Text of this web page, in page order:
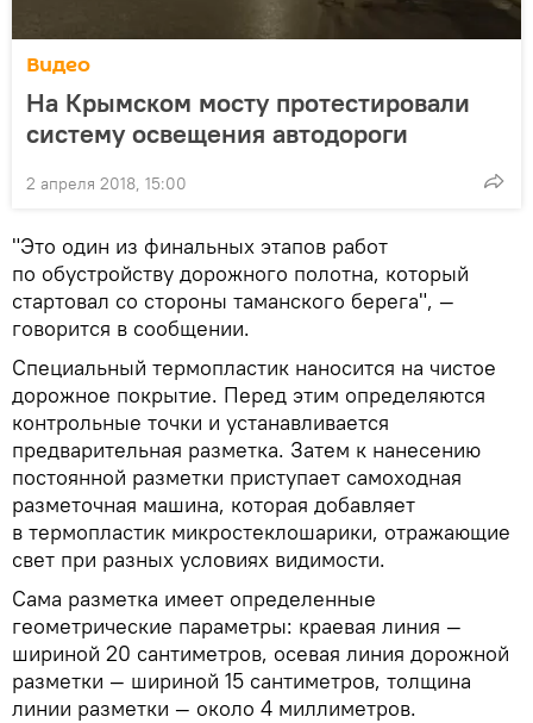
Видео
На Крымском мосту протестировали
систему освещения автодороги
2 апреля 2018, 15:00
"Это один из финальных этапов работ
по обустройству дорожного полотна, который
стартовал со стороны таманского берега", —
говорится в сообщении.
Специальный термопластик наносится на чистое
дорожное покрытие. Перед этим определяются
контрольные точки и устанавливается
предварительная разметка. Затем к нанесению
постоянной разметки приступает самоходная
разметочная машина, которая добавляет
в термопластик микростеклошарики, отражающие
свет при разных условиях видимости.
Сама разметка имеет определенные
геометрические параметры: краевая линия —
шириной 20 сантиметров, осевая линия дорожной
разметки — шириной 15 сантиметров, толщина
линии разметки — около 4 миллиметров.